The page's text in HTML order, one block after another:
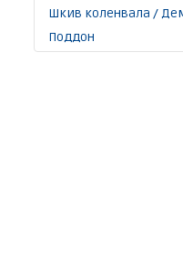
Шкив коленвала /
Поддон